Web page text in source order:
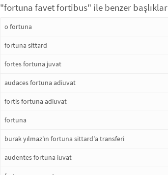
"fortuna favet fortibus" ile benzer başlıklar
o fortuna
fortuna sittard
fortes fortuna juvat
audaces fortuna adiuvat
fortis fortuna adiuvat
fortuna
burak yılmaz'ın fortuna sittard'a transferi
audentes fortuna iuvat